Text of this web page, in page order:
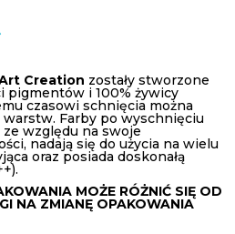
Aktualna
wynosi:
9,99 zł.
Creation zostały stworzone
pigmentów i 100% żywicy
czasowi schnięcia można
warstw. Farby po wyschnięciu
względu na swoje
nadają się do użycia na wielu
oraz posiada doskonałą
MOŻE RÓŻNIĆ SIĘ OD
NA ZMIANĘ OPAKOWANIA